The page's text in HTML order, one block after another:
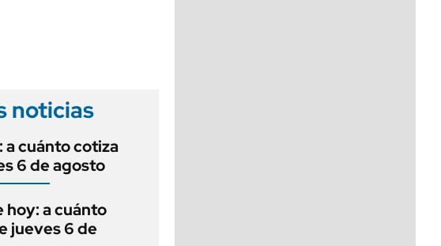
noticias
a cuánto cotiza
6 de agosto
hoy: a cuánto
jueves 6 de